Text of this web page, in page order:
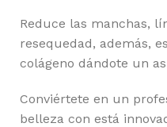
Reduce las manchas,
resequedad, además,
colágeno dándote un
Conviértete en un
belleza con está